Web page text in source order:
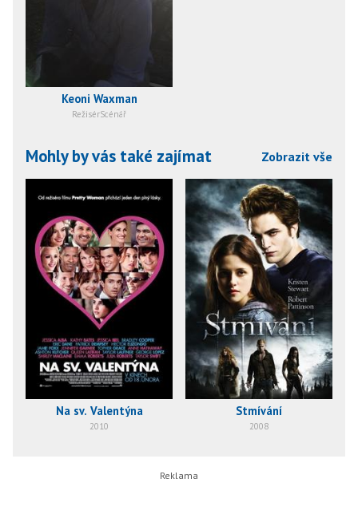
Keoni Waxman
RežisérScénář
Mohly by vás také zajímat Zobrazit vše
Na sv. Valentýna
2010
Stmívání
2008